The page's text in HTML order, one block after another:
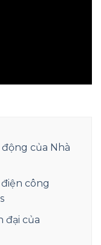
của Nhà
công
đại của